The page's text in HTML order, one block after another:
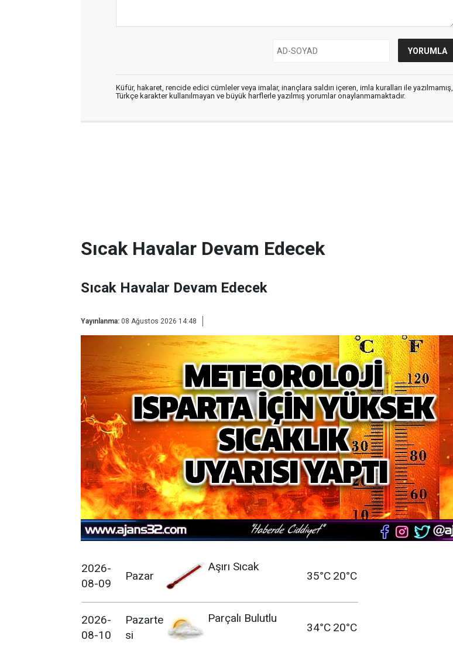
Küfür, hakaret, rencide edici cümleler veya imalar, inançlara saldırı içeren, imla kuralları ile yazılmamış,
Türkçe karakter kullanılmayan ve büyük harflerle yazılmış yorumlar onaylanmamaktadır.
Sıcak Havalar Devam Edecek
Sıcak Havalar Devam Edecek
Yayınlanma: 08 Ağustos 2026 14:48
2026-
08-09
Pazar
Aşırı Sıcak
35°C 20°C
2026-
08-10
Pazarte
si
Parçalı Bulutlu
34°C 20°C